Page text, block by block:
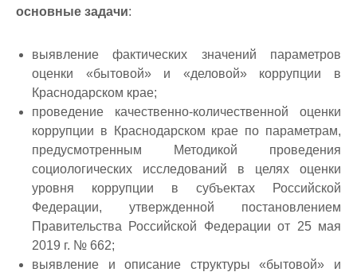
основные задачи:
выявление фактических значений параметров
оценки «бытовой» и «деловой» коррупции в
Краснодарском крае;
проведение качественно-количественной оценки
коррупции в Краснодарском крае по параметрам,
предусмотренным Методикой проведения
социологических исследований в целях оценки
уровня коррупции в субъектах Российской
Федерации, утвержденной постановлением
Правительства Российской Федерации от 25 мая
2019 г. № 662;
выявление и описание структуры «бытовой» и